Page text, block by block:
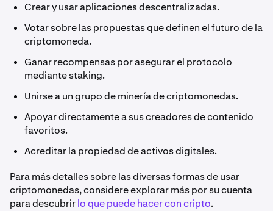
Crear y usar aplicaciones descentralizadas.
Votar sobre las propuestas que definen el futuro de la
criptomoneda.
Ganar recompensas por asegurar el protocolo
mediante staking.
Unirse a un grupo de minería de criptomonedas.
Apoyar directamente a sus creadores de contenido
favoritos.
Acreditar la propiedad de activos digitales.
Para más detalles sobre las diversas formas de usar
criptomonedas, considere explorar más por su cuenta
para descubrirlo que puede hacer con cripto.